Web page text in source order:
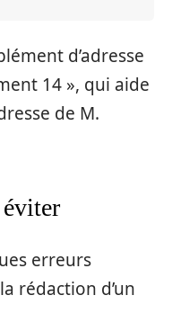
d’adresse
14 », qui aide
de M.
éviter
erreurs
rédaction d’un